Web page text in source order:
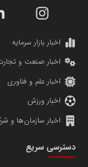
دانشگاه سئوی ایران
تامین آهن اسفنجی
مریم حاج نوروز
اخبار بازار سرمایه
اخبار صنعت و
اخبار علم و فناوری
اخبار ورزش
اخبار سازمان‌ها و
دسترسی سریع